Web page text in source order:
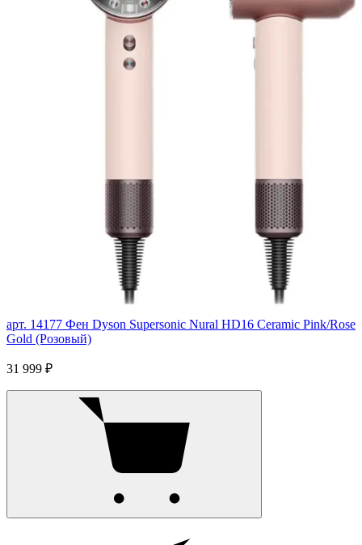
арт. 14177 Фен Dyson Supersonic Nural HD16 Ceramic Pink/Rose
Gold (Розовый)
31 999 ₽